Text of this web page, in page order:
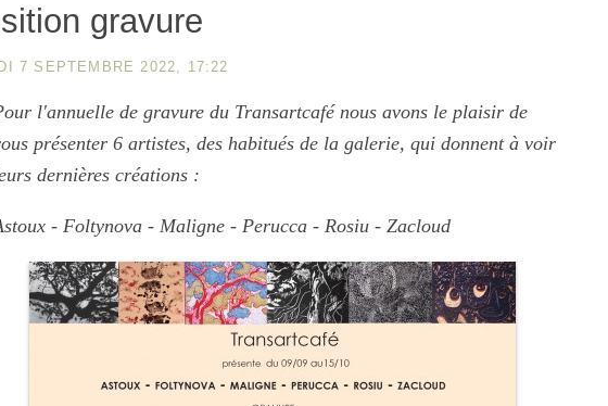
gravure
7 SEPTEMBRE 2022, 17:22
l'annuelle de gravure du Transartcafé nous avons le plaisir de
présenter 6 artistes, des habitués de la galerie, qui donnent à voir
dernières créations :
- Foltynova - Maligne - Perucca - Rosiu - Zacloud